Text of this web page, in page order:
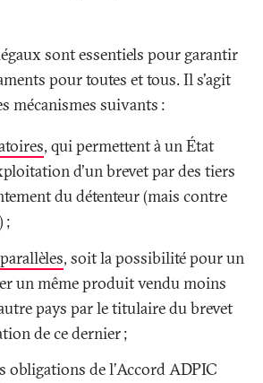
sont essentiels pour garantir
pour toutes et tous. Il s'agit
mécanismes suivants :
, qui permettent à un État
d'un brevet par des tiers
du détenteur (mais contre
;
, soit la possibilité pour un
un même produit vendu moins
pays par le titulaire du brevet
de ce dernier;
obligations de l’Accord ADPIC